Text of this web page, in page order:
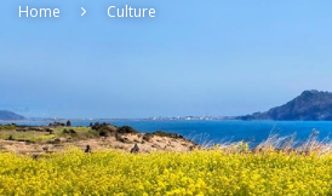
Home Culture